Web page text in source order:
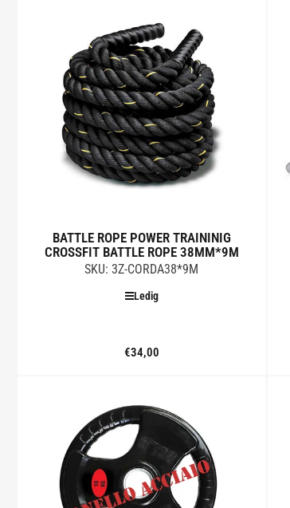
BATTLE ROPE POWER TRAININIG
CROSSFIT BATTLE ROPE 38MM*9M
SKU: 3Z-CORDA38*9M
Ledig
Standard
€34,00